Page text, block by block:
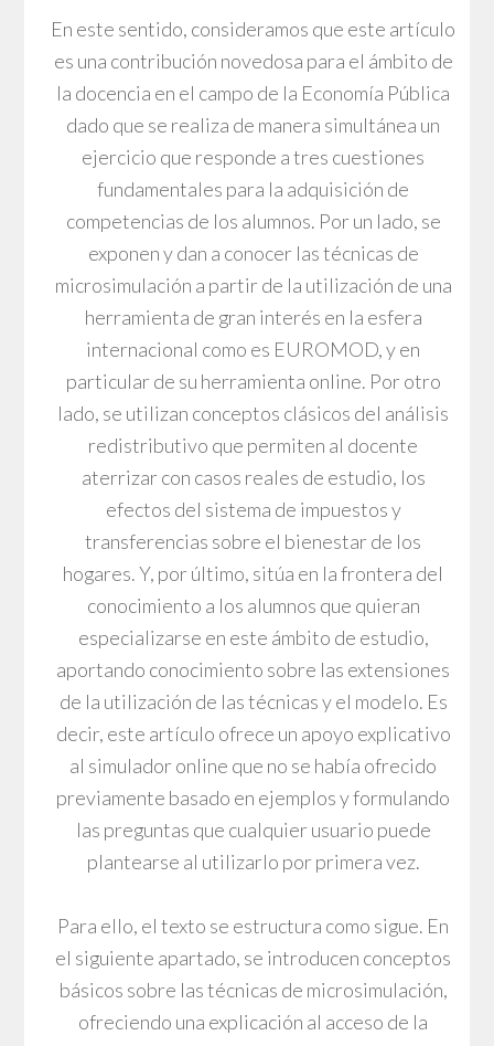
En este sentido, consideramos que este artículo
es una contribución novedosa para el ámbito de
la docencia en el campo de la Economía Pública
dado que se realiza de manera simultánea un
ejercicio que responde a tres cuestiones
fundamentales para la adquisición de
competencias de los alumnos. Por un lado, se
exponen y dan a conocer las técnicas de
microsimulación a partir de la utilización de una
herramienta de gran interés en la esfera
internacional como es EUROMOD, y en
particular de su herramienta online. Por otro
lado, se utilizan conceptos clásicos del análisis
redistributivo que permiten al docente
aterrizar con casos reales de estudio, los
efectos del sistema de impuestos y
transferencias sobre el bienestar de los
hogares. Y, por último, sitúa en la frontera del
conocimiento a los alumnos que quieran
especializarse en este ámbito de estudio,
aportando conocimiento sobre las extensiones
de la utilización de las técnicas y el modelo. Es
decir, este artículo ofrece un apoyo explicativo
al simulador online que no se había ofrecido
previamente basado en ejemplos y formulando
las preguntas que cualquier usuario puede
plantearse al utilizarlo por primera vez.
Para ello, el texto se estructura como sigue. En
el siguiente apartado, se introducen conceptos
básicos sobre las técnicas de microsimulación,
ofreciendo una explicación al acceso de la